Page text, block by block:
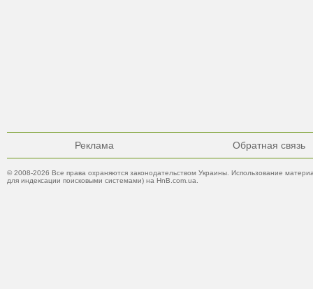
Реклама Обратная связь
© 2008-2026 Все права охраняются законодательством Украины. Использование
для индексации поисковыми системами) на HnB.com.ua.